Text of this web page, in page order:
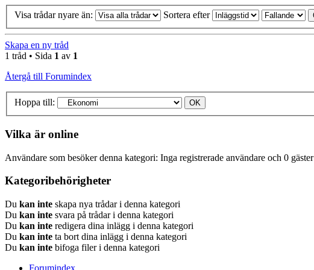
Visa trådar nyare än: Sortera efter
Skapa en ny tråd
1 tråd • Sida 1 av 1
Återgå till Forumindex
Hoppa till:
Vilka är online
Användare som besöker denna kategori: Inga registrerade användare och 0 gäster
Kategoribehörigheter
Du kan inte skapa nya trådar i denna kategori
Du kan inte svara på trådar i denna kategori
Du kan inte redigera dina inlägg i denna kategori
Du kan inte ta bort dina inlägg i denna kategori
Du kan inte bifoga filer i denna kategori
Forumindex